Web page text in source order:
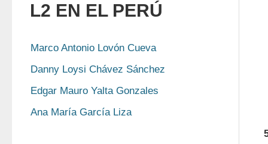
L2 EN EL PERÚ
Marco Antonio Lovón Cueva
Danny Loysi Chávez Sánchez
Edgar Mauro Yalta Gonzales
Ana María García Liza